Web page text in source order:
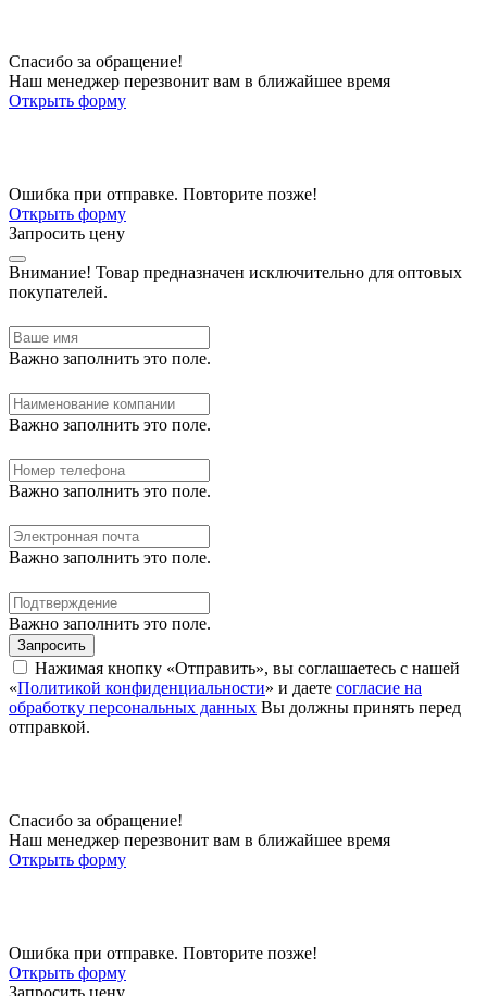
Спасибо за обращение!
Наш менеджер перезвонит вам в ближайшее время
Открыть форму
Ошибка при отправке. Повторите позже!
Открыть форму
Запросить цену
Внимание! Товар предназначен исключительно для оптовых
покупателей.
Важно заполнить это поле.
Важно заполнить это поле.
Важно заполнить это поле.
Важно заполнить это поле.
Важно заполнить это поле.
Запросить
Нажимая кнопку «Отправить», вы соглашаетесь с нашей
«Политикой конфиденциальности» и даете согласие на
обработку персональных данных Вы должны принять перед
отправкой.
Спасибо за обращение!
Наш менеджер перезвонит вам в ближайшее время
Открыть форму
Ошибка при отправке. Повторите позже!
Открыть форму
Запросить цену